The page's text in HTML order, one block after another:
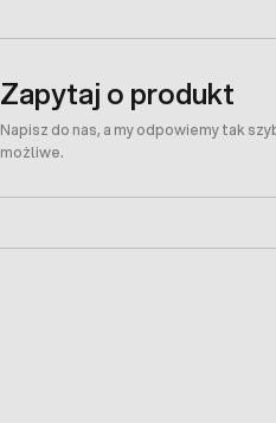
Zapytaj o produkt
Napisz do nas, a my odpowiemy tak
możliwe.